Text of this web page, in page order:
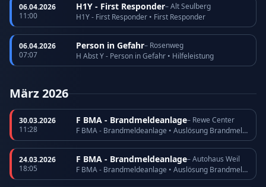
06.04.2026
11:00
H1Y - First Responder– Alt Seulberg
H1Y - First Responder • First Responder
06.04.2026
07:07
Person in Gefahr– Rosenweg
H Abst Y - Person in Gefahr • Hilfeleistung
März 2026
30.03.2026
11:28
F BMA - Brandmeldeanlage– Rewe Center
F BMA - Brandmeldeanlage • Auslösung Brandmeldeanlage
24.03.2026
18:05
F BMA - Brandmeldeanlage– Autohaus Weil
F BMA - Brandmeldeanlage • Auslösung Brandmeldeanlage